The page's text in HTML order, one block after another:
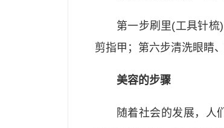
第一步刷里(工具针
剪指甲；第六步清洗眼睛
美容的步骤
随着社会的发展，人